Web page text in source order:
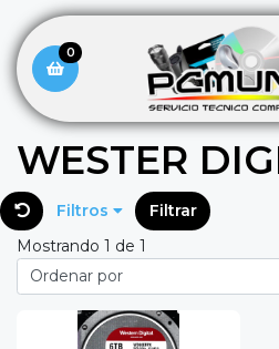
0
WESTER
Filtros
Filtrar
Mostrando 1 de 1